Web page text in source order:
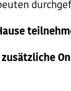
zusätzliche